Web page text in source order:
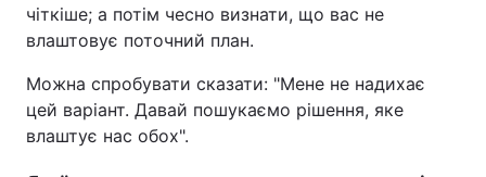
чіткіше; а потім чесно визнати, що вас не
влаштовує поточний план.
Можна спробувати сказати: "Мене не надихає
цей варіант. Давай пошукаємо рішення, яке
влаштує нас обох".